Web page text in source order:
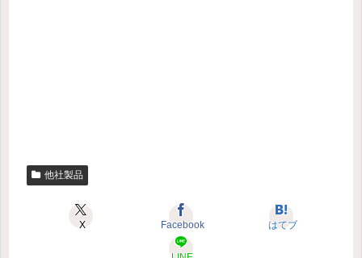
他社製品
X Facebook はてブ